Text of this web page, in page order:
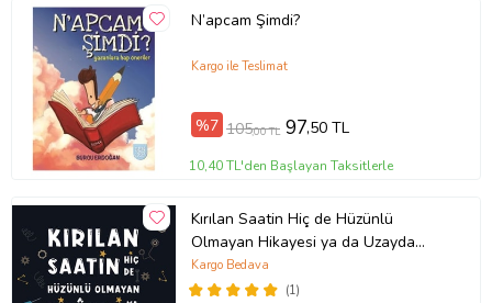
N’apcam Şimdi?
Kargo ile Teslimat
%7 105,00 TL 97,50 TL
10,40 TL'den Başlayan Taksitlerle
Kırılan Saatin Hiç de Hüzünlü
Olmayan Hikayesi ya da Uzayda
Nasıl Çay İçilir?
(1)
Kargo Bedava